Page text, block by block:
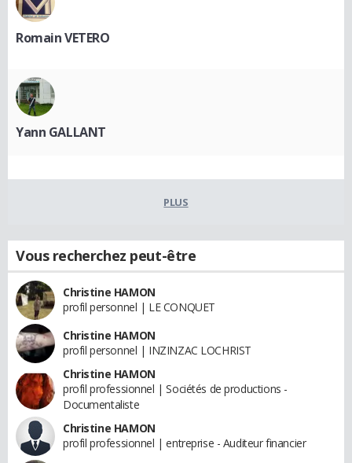
Romain VETERO
Yann GALLANT
PLUS
Vous recherchez peut-être
Christine HAMON
profil personnel | LE CONQUET
Christine HAMON
profil personnel | INZINZAC LOCHRIST
Christine HAMON
profil professionnel | Sociétés de productions -
Documentaliste
Christine HAMON
profil professionnel | entreprise - Auditeur financier